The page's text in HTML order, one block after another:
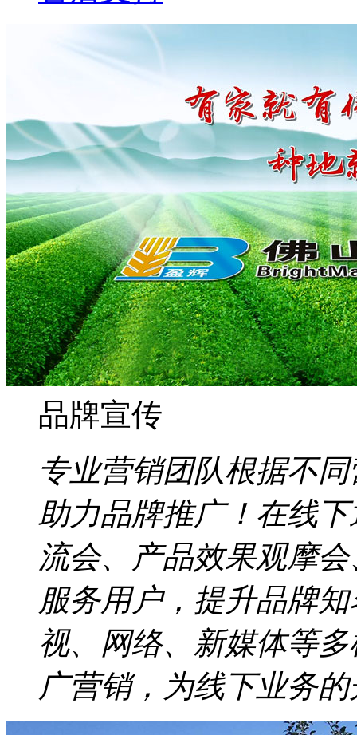
品牌宣传
专业营销团队根据不
助力品牌推广！在线
流会、产品效果观摩
服务用户，提升品牌
视、网络、新媒体等
广营销，为线下业务